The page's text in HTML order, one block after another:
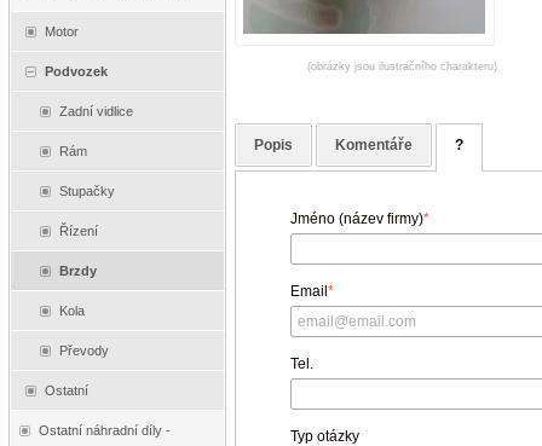
Motor
Podvozek
Zadní vidlice
Rám
Stupačky
Řízení
Brzdy
Kola
Převody
Ostatní
Ostatní náhradní díly -
(obrázky jsou ilustračního charakteru)
Popis Komentáře ?
Jméno (název firmy)*
Email*
Tel.
Typ otázky